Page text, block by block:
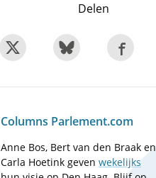
Delen
Columns Parlement.com
Anne Bos, Bert van den Braak en
Carla Hoetink gevenwekelijks